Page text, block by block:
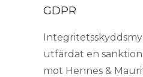
GDPR
utfärdat en
mot Hennes &